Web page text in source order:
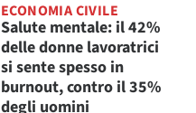
ECONOMIA CIVILE
Salute mentale: il 42%
delle donne lavoratrici
si sente spesso in
burnout, contro il 35%
degli uomini